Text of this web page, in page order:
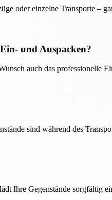
oder einzelne Transporte –
und Auspacken?
auch das professionelle
sind während des
Ihre Gegenstände sorgfältig